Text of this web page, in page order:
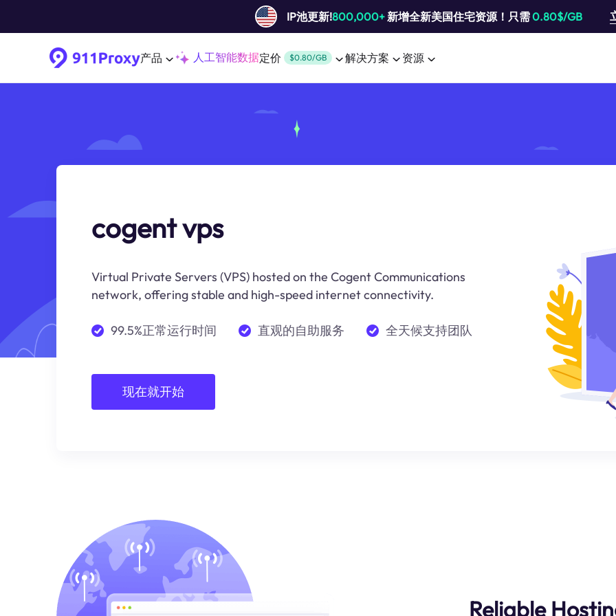
IP池更新!800,000+新增全新美国住宅资源！只需0.80$/GB
产品 人工智能数据定价 $0.80/GB 解决方案 资源
cogent vps
Virtual Private Servers (VPS) hosted on the Cogent Communications
network, offering stable and high-speed internet connectivity.
99.5%正常运行时间 直观的自助服务 全天候支持团队
现在就开始
Reliable